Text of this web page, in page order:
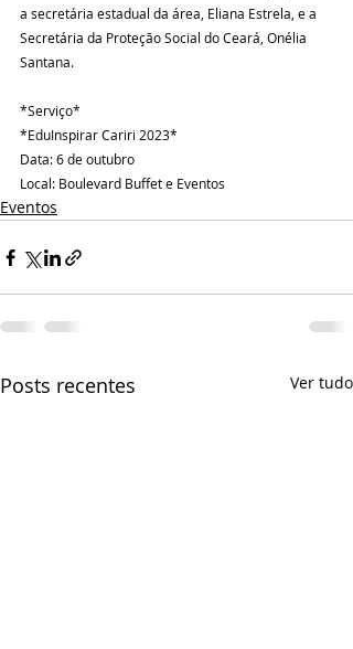
a secretária estadual da área, Eliana Estrela, e a
Secretária da Proteção Social do Ceará, Onélia
Santana.
*Serviço*
*EduInspirar Cariri 2023*
Data: 6 de outubro
Local: Boulevard Buffet e Eventos
Eventos
Posts recentes Ver tudo